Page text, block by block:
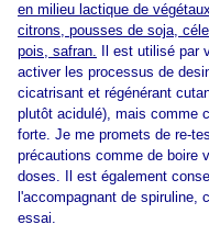
en milieu lactique de
citrons, pousses de soja,
pois, safran. Il est utilisé par
activer les processus de
cicatrisant et régénérant
plutôt acidulé), mais comme
forte. Je me promets de re-
précautions comme de boire
doses. Il est également
l'accompagnant de spiruline,
essai.